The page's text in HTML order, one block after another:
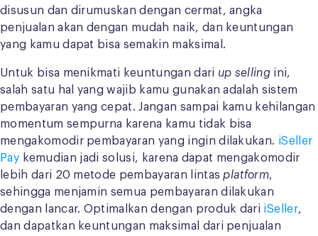
disusun dan dirumuskan dengan cermat, angka
penjualan akan dengan mudah naik, dan keuntungan
yang kamu dapat bisa semakin maksimal.
Untuk bisa menikmati keuntungan dari up selling ini,
salah satu hal yang wajib kamu gunakan adalah sistem
pembayaran yang cepat. Jangan sampai kamu kehilangan
momentum sempurna karena kamu tidak bisa
mengakomodir pembayaran yang ingin dilakukan. iSeller
Pay kemudian jadi solusi, karena dapat mengakomodir
lebih dari 20 metode pembayaran lintasplatform,
sehingga menjamin semua pembayaran dilakukan
dengan lancar. Optimalkan dengan produk dari iSeller,
dan dapatkan keuntungan maksimal dari penjualan